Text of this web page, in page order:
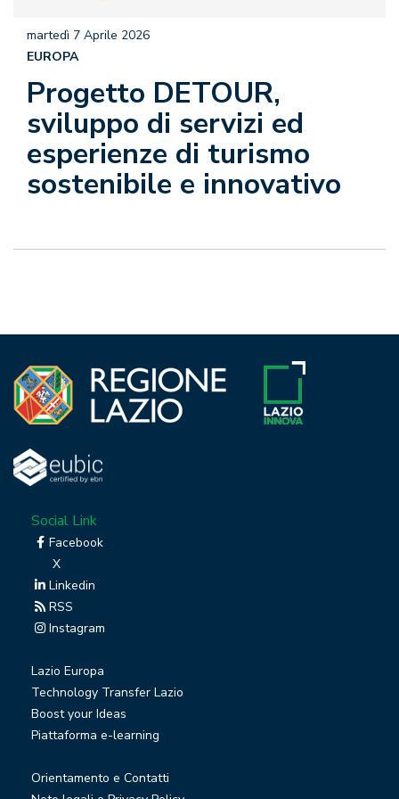
Progetto DETOUR,
sviluppo di servizi ed
esperienze di turismo
sostenibile e innovativo
martedì 7 Aprile 2026
EUROPA
Social Link
Facebook
X
Linkedin
RSS
Instagram
Lazio Europa
Technology Transfer Lazio
Boost your Ideas
Piattaforma e-learning
Orientamento e Contatti